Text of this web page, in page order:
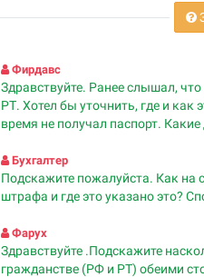
Фирдавс
Здравствуйте. Ранее слышал,
РТ. Хотел бы уточнить, где и как
время не получал паспорт.
Бухгалтер
Подскажите пожалуйста. Как на
штрафа и где это указано это?
Фарух
Здравствуйте .Подскажите
гражданстве (РФ и РТ) обеими